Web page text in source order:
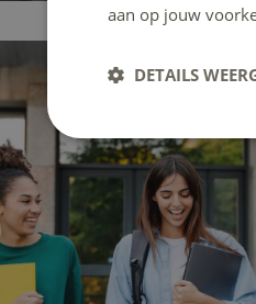
aan op jouw
DETAILS